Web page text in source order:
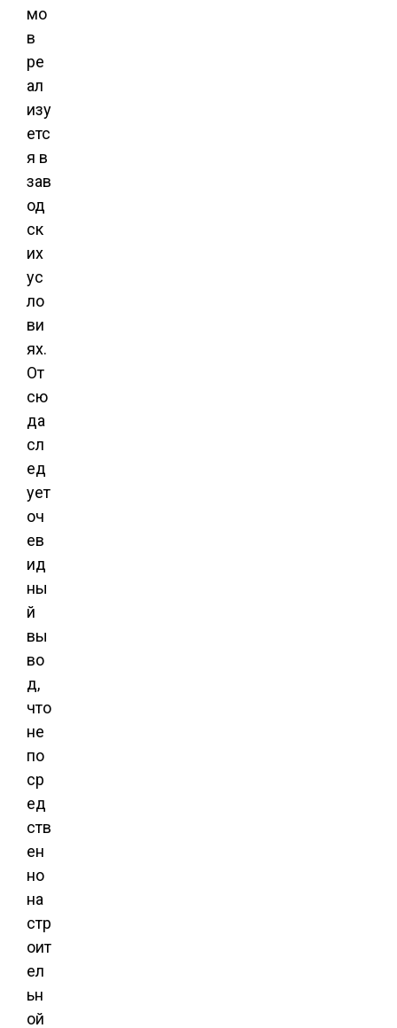
мо
в
ре
ал
изу
етс
я в
зав
од
ск
их
ус
ло
ви
ях.
От
сю
да
сл
ед
ует
оч
ев
ид
ны
й
вы
во
д,
что
не
по
ср
ед
ств
ен
но
на
стр
оит
ел
ьн
ой